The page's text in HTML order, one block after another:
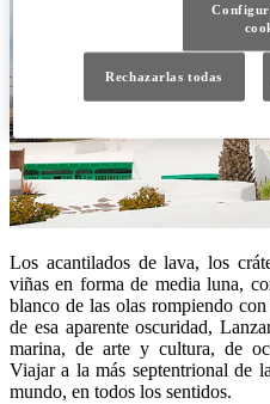
Los acantilados de lava, los
viñas en forma de media luna,
blanco de las olas rompiendo
de esa aparente oscuridad,
marina, de arte y cultura, de
Viajar a la más septentrional de
mundo, en todos los sentidos.
Rechazarlas todas